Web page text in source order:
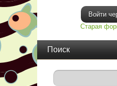
Войти
Старая
Поиск